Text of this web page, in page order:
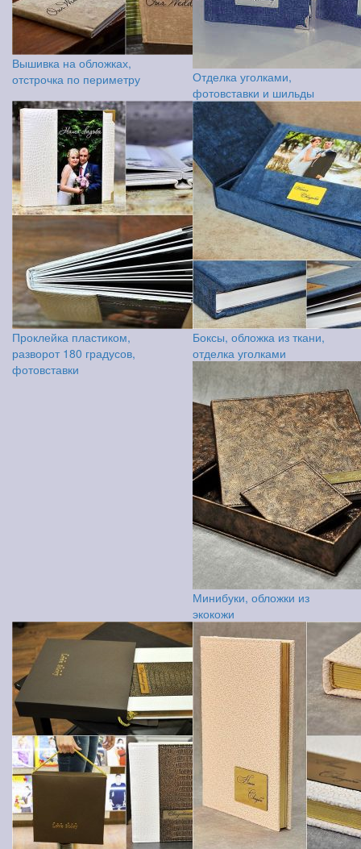
Вышивка на обложках,
отстрочка по периметру
Отделка уголками,
фотовставки и шильды
Проклейка пластиком,
разворот 180 градусов,
фотовставки
Боксы, обложка из ткани,
отделка уголками
Минибуки, обложки из
экокожи